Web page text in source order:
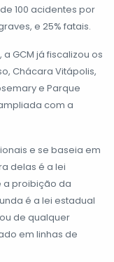
100 acidentes por
e 25% fatais.
GCM já fiscalizou os
Chácara Vitápolis,
e Parque
com a
e se baseia em
delas é a lei
a proibição da
é a lei estadual
de qualquer
em linhas de